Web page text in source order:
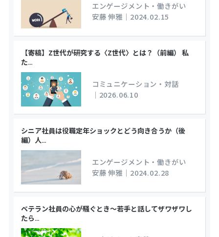
エンゲージメント・働きがい
安藤 伸雅 ｜ 2024.02.15
【寄稿】Z世代が研究する〈Z世代〉とは？（前編） 私
た…
コミュニケーション・対話
｜ 2026.06.10
シニア社員は役職定年ショックとどう向き合うか（後
編）人…
エンゲージメント・働きがい
安藤 伸雅 ｜ 2024.02.28
ベテラン社員の心が騒ぐとき～若手と話してザワザワし
たら…